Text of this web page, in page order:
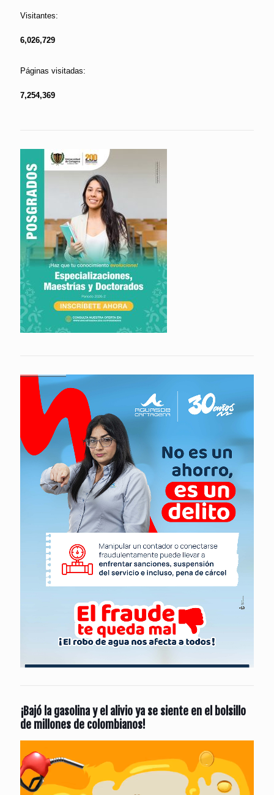
Visitantes:
6,026,729
Páginas visitadas:
7,254,369
¡Bajó la gasolina y el alivio ya se siente en el bolsillo
de millones de colombianos!
de
vídeo